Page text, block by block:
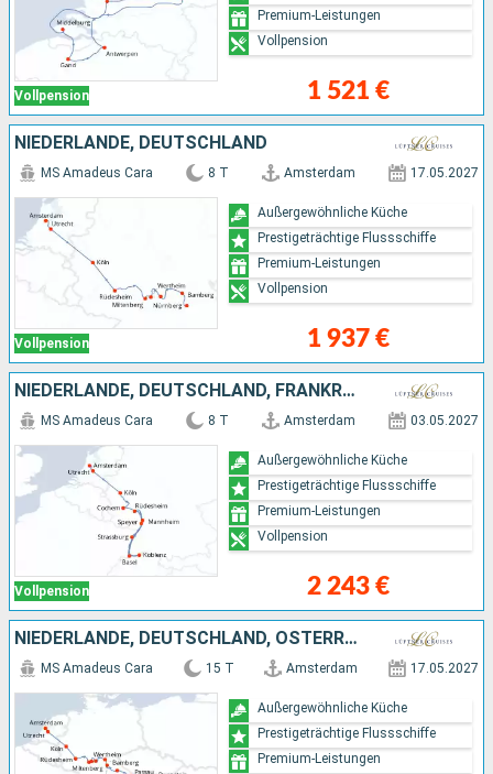
Vollpension 1 521 €
Premium-Leistungen
Vollpension
NIEDERLANDE, DEUTSCHLAND
Vollpension
MS Amadeus Cara 8 T Amsterdam 17.05.2027
1 937 €
Außergewöhnliche Küche
Prestigeträchtige Flussschiffe
Premium-Leistungen
Vollpension
NIEDERLANDE, DEUTSCHLAND, FRANKREICH, SCHWEIZ
Vollpension
MS Amadeus Cara 8 T Amsterdam 03.05.2027
2 243 €
Außergewöhnliche Küche
Prestigeträchtige Flussschiffe
Premium-Leistungen
Vollpension
NIEDERLANDE, DEUTSCHLAND, ÖSTERREICH, SLOWAKEI, UNGARN
MS Amadeus Cara 15 T Amsterdam 17.05.2027
Außergewöhnliche Küche
Prestigeträchtige Flussschiffe
Premium-Leistungen